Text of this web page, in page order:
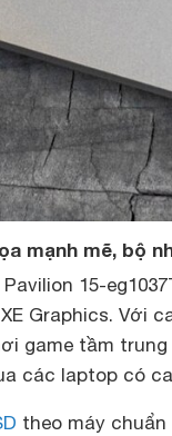
mạnh mẽ, bộ
Pavilion 15-
Graphics. Với
game tầm
các laptop có
theo máy chuẩn